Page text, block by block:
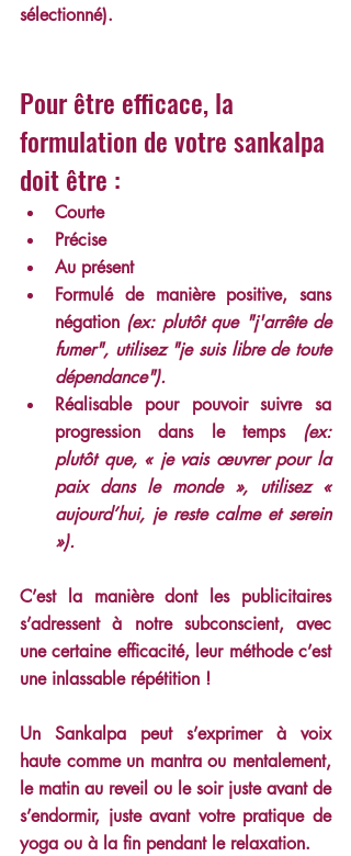
sélectionné).
Pour être efficace, la
formulation de votre sankalpa
doit être :
Courte
Précise
Au présent
Formulé de manière positive, sans
négation (ex: plutôt que "j'arrête de
fumer", utilisez "je suis libre de toute
dépendance").
Réalisable pour pouvoir suivre sa
progression dans le temps (ex:
plutôt que, « je vais œuvrer pour la
paix dans le monde », utilisez «
aujourd’hui, je reste calme et serein
»).
C’est la manière dont les publicitaires
s’adressent à notre subconscient, avec
une certaine efficacité, leur méthode c’est
une inlassable répétition !
Un Sankalpa peut s’exprimer à voix
haute comme un mantra ou mentalement,
le matin au reveil ou le soir juste avant de
s’endormir, juste avant votre pratique de
yoga ou à la fin pendant le relaxation.